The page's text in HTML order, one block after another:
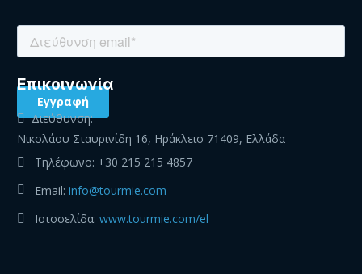
Eπικοινωνία
Διεύθυνση:
Νικολάου Σταυρινίδη 16, Ηράκλειο 71409, Ελλάδα
Τηλέφωνο: +30 215 215 4857
Email: info@tourmie.com
Ιστοσελίδα: www.tourmie.com/el